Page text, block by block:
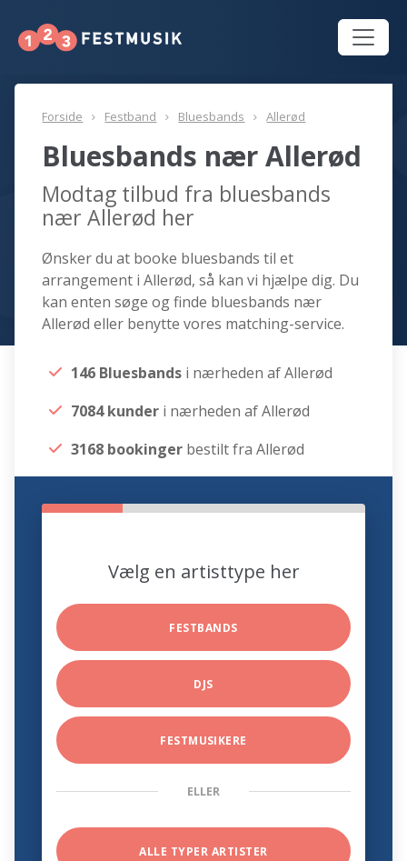
Forside Festband Bluesbands Allerød
Bluesbands nær Allerød
Modtag tilbud fra bluesbands
nær Allerød her
Ønsker du at booke bluesbands til et
arrangement i Allerød, så kan vi hjælpe dig. Du
kan enten søge og finde bluesbands nær
Allerød eller benytte vores matching-service.
146 Bluesbands i nærheden af Allerød
7084 kunder i nærheden af Allerød
3168 bookinger bestilt fra Allerød
Vælg en artisttype her
FESTBANDS
DJS
FESTMUSIKERE
ELLER
ALLE TYPER ARTISTER